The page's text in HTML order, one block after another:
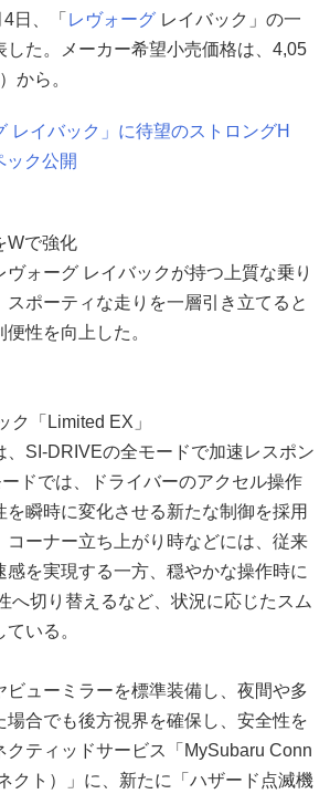
日、「 レヴォーグ レイバック」の一
した。メーカー希望小売価格は、4,05
から。
レイバック」に待望のストロングH
ック公開
Wで強化
ォーグ レイバックが持つ上質な乗り
ポーティな走りを一層引き立てると
性を向上した。
ク「Limited EX」
、SI-DRIVEの全モードで加速レスポン
ドでは、ドライバーのアクセル操作
を瞬時に変化させる新たな制御を採用
コーナー立ち上がり時などには、従来
感を実現する一方、穏やかな操作時に
へ切り替えるなど、状況に応じたスム
いる。
ビューミラーを標準装備し、夜間や多
場合でも後方視界を確保し、安全性を
クティッドサービス「MySubaru Conn
クト）」に、新たに「ハザード点滅機